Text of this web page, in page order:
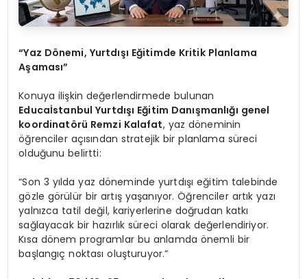
“Yaz Dönemi, Yurtdışı Eğitimde Kritik Planlama
Aşaması”
Konuya ilişkin değerlendirmede bulunan
Educaİstanbul Yurtdışı Eğitim Danışmanlığı genel
koordinatörü Remzi Kalafat, yaz döneminin
öğrenciler açısından stratejik bir planlama süreci
olduğunu belirtti:
“Son 3 yılda yaz döneminde yurtdışı eğitim talebinde
gözle görülür bir artış yaşanıyor. Öğrenciler artık yazı
yalnızca tatil değil, kariyerlerine doğrudan katkı
sağlayacak bir hazırlık süreci olarak değerlendiriyor.
Kısa dönem programlar bu anlamda önemli bir
başlangıç noktası oluşturuyor.”